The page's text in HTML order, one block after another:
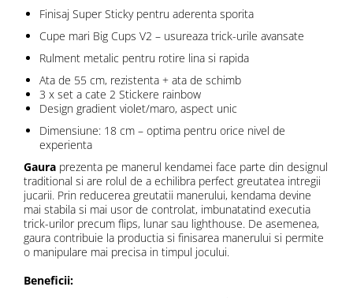
Finisaj Super Sticky pentru aderenta sporita
Cupe mari Big Cups V2 – usureaza trick-urile avansate
Rulment metalic pentru rotire lina si rapida
Ata de 55 cm, rezistenta + ata de schimb
3 x set a cate 2 Stickere rainbow
Design gradient violet/maro, aspect unic
Dimensiune: 18 cm – optima pentru orice nivel de
experienta
Gaura prezenta pe manerul kendamei face parte din designul
traditional si are rolul de a echilibra perfect greutatea intregii
jucarii. Prin reducerea greutatii manerului, kendama devine
mai stabila si mai usor de controlat, imbunatatind executia
trick-urilor precum flips, lunar sau lighthouse. De asemenea,
gaura contribuie la productia si finisarea manerului si permite
o manipulare mai precisa in timpul jocului.
Beneficii: